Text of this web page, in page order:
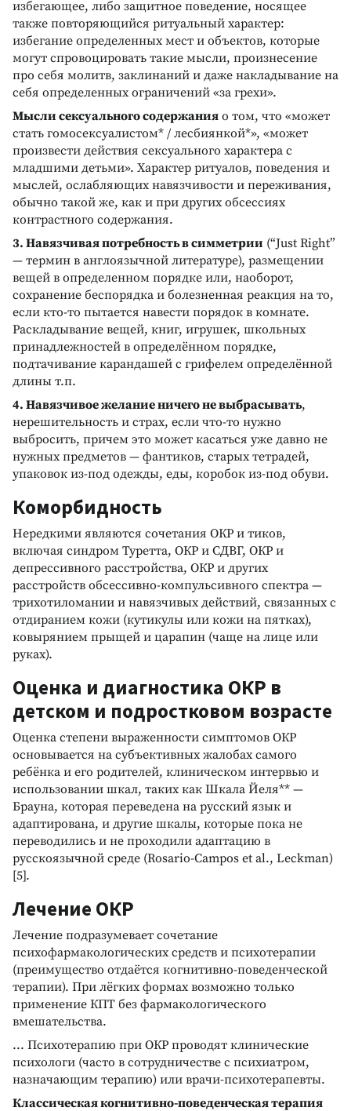
избегающее, либо защитное поведение, носящее
также повторяющийся ритуальный характер:
избегание определенных мест и объектов, которые
могут спровоцировать такие мысли, произнесение
про себя молитв, заклинаний и даже накладывание на
себя определенных ограничений «за грехи».
Мысли сексуального содержания о том, что «может
стать гомосексуалистом* / лесбиянкой*», «может
произвести действия сексуального характера с
младшими детьми». Характер ритуалов, поведения и
мыслей, ослабляющих навязчивости и переживания,
обычно такой же, как и при других обсессиях
контрастного содержания.
3. Навязчивая потребность в симметрии (“Just Right”
— термин в англоязычной литературе), размещении
вещей в определенном порядке или, наоборот,
сохранение беспорядка и болезненная реакция на то,
если кто-то пытается навести порядок в комнате.
Раскладывание вещей, книг, игрушек, школьных
принадлежностей в определённом порядке,
подтачивание карандашей с грифелем определённой
длины т.п.
4. Навязчивое желание ничего не выбрасывать,
нерешительность и страх, если что-то нужно
выбросить, причем это может касаться уже давно не
нужных предметов — фантиков, старых тетрадей,
упаковок из-под одежды, еды, коробок из-под обуви.
Коморбидность
Нередкими являются сочетания ОКР и тиков,
включая синдром Туретта, ОКР и СДВГ, ОКР и
депрессивного расстройства, ОКР и других
расстройств обсессивно-компульсивного спектра —
трихотиломании и навязчивых действий, связанных с
отдиранием кожи (кутикулы или кожи на пятках),
ковырянием прыщей и царапин (чаще на лице или
руках).
Оценка и диагностика ОКР в
детском и подростковом возрасте
Оценка степени выраженности симптомов ОКР
основывается на субъективных жалобах самого
ребёнка и его родителей, клиническом интервью и
использовании шкал, таких как Шкала Йеля** —
Брауна, которая переведена на русский язык и
адаптирована, и другие шкалы, которые пока не
переводились и не проходили адаптацию в
русскоязычной среде (Rosario-Campos et al., Leckman)
[5].
Лечение ОКР
Лечение подразумевает сочетание
психофармакологических средств и психотерапии
(преимущество отдаётся когнитивно-поведенческой
терапии). При лёгких формах возможно только
применение КПТ без фармакологического
вмешательства.
... Психотерапию при ОКР проводят клинические
психологи (часто в сотрудничестве с психиатром,
назначающим терапию) или врачи-психотерапевты.
Классическая когнитивно-поведенческая терапия